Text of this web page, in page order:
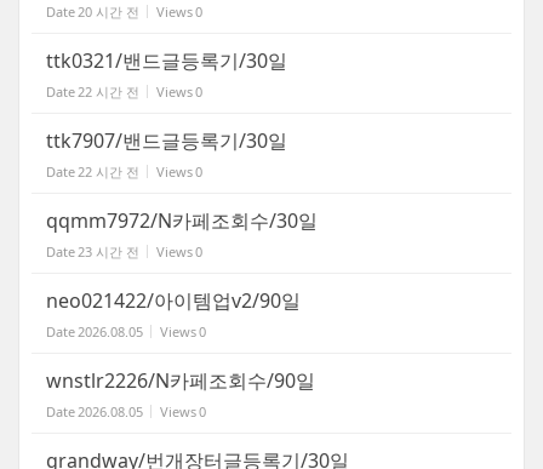
Date 20 시간 전 Views0
ttk0321/밴드글등록기/30일
Date 22 시간 전 Views0
ttk7907/밴드글등록기/30일
Date 22 시간 전 Views0
qqmm7972/N카페조회수/30일
Date 23 시간 전 Views0
neo021422/아이템업v2/90일
Date 2026.08.05 Views0
wnstlr2226/N카페조회수/90일
Date 2026.08.05 Views0
grandway/번개장터글등록기/30일